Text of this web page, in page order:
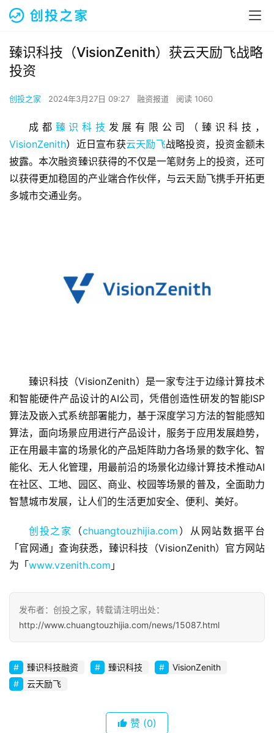
首
页
融
资
报
道
业
观
初
创
品
臻识科技（VisionZenith）获云天励飞战略
投资
创投之家 2024年3月27日 09:27 融资报道 阅读 1060
成都 臻识科技 发展有限公司（臻识科技，
VisionZenith）近日宣布获云天励飞战略投资，投资金额未
披露。本次融资臻识获得的不仅是一笔财务上的投资，还可
以获得更加稳固的产业端合作伙伴，与云天励飞携手开拓更
多城市交通业务。
臻识科技（VisionZenith）是一家专注于边缘计算技术
和智能硬件产品设计的AI公司，凭借创造性研发的智能ISP
算法及嵌入式系统部署能力，基于深度学习方法的智能感知
算法，面向场景应用进行产品设计，服务于应用发展趋势，
正在用最丰富的场景化的产品矩阵助力各场景的数字化、智
能化、无人化管理，用最前沿的场景化边缘计算技术推动AI
在社区、工地、园区、商业、校园等场景的普及，全面助力
智慧城市发展，让人们的生活更加安全、便利、美好。
创投之家 （chuangtouzhijia.com ）从网站数据平台
「官网通」查询获悉，臻识科技（VisionZenith）官方网站
为「www.vzenith.com 」
发布者：创投之家，转载请注明出处：
http://www.chuangtouzhijia.com/news/15087.html
臻识科技融资 臻识科技
VisionZenith
云天励飞
赞 (0)